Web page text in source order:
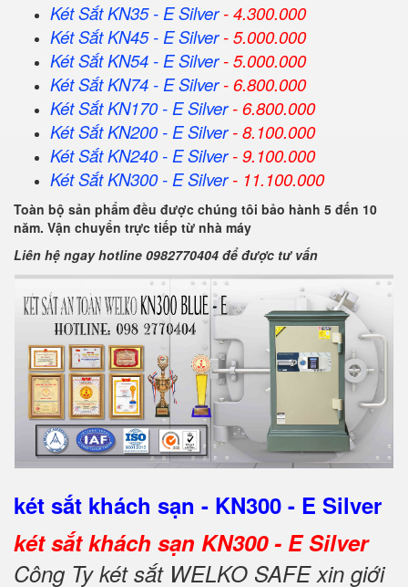
Két Sắt KN35 - E Silver- 4.300.000
Két Sắt KN45 - E Silver- 5.000.000
Két Sắt KN54 - E Silver- 5.000.000
Két Sắt KN74 - E Silver- 6.800.000
Két Sắt KN170 - E Silver- 6.800.000
Két Sắt KN200 - E Silver- 8.100.000
Két Sắt KN240 - E Silver- 9.100.000
Két Sắt KN300 - E Silver- 11.100.000
Toàn bộ sản phẩm đều được chúng tôi bảo hành 5 đến 10
năm. Vận chuyển trực tiếp từ nhà máy
Liên hệ ngay hotline 0982770404 để được tư vấn
két sắt khách sạn - KN300 - E Silver
két sắt khách sạn KN300 - E Silver
Công Ty két sắt WELKO SAFE xin giới